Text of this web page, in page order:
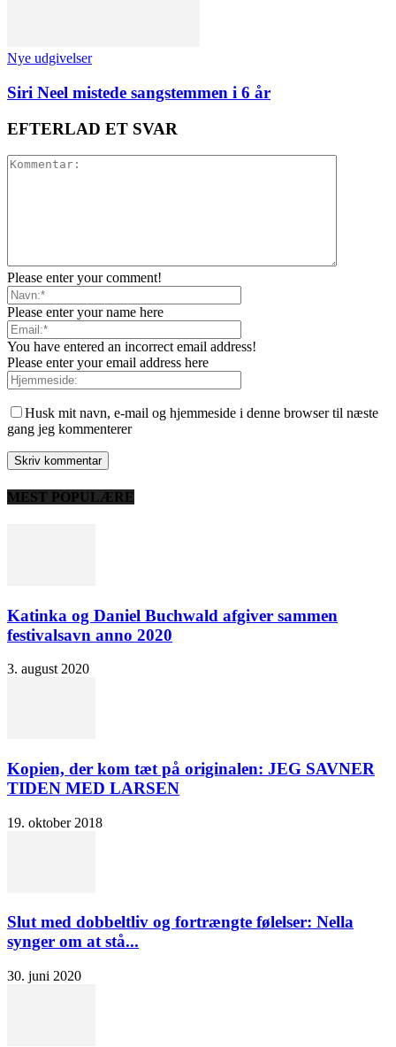
Nye udgivelser
Siri Neel mistede sangstemmen i 6 år
EFTERLAD ET SVAR
Please enter your comment!
Please enter your name here
You have entered an incorrect email address!
Please enter your email address here
Husk mit navn, e-mail og hjemmeside i denne browser til næste
gang jeg kommenterer
MEST POPULÆRE
Katinka og Daniel Buchwald afgiver sammen
festivalsavn anno 2020
3. august 2020
Kopien, der kom tæt på originalen: JEG SAVNER
TIDEN MED LARSEN
19. oktober 2018
Slut med dobbeltliv og fortrængte følelser: Nella
synger om at stå...
30. juni 2020